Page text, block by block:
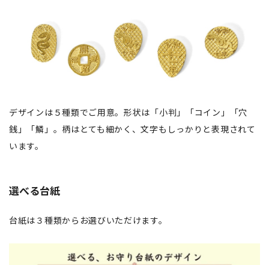
デザインは５種類でご用意。形状は「小判」「コイン」「穴
銭」「鱗」。柄はとても細かく、文字もしっかりと表現されて
います。
選べる台紙
台紙は３種類からお選びいただけます。